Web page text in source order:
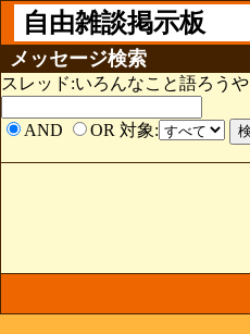
自由雑談掲示板
メッセージ検索
スレッド:いろんなこと語ろうや
AND OR 対象: